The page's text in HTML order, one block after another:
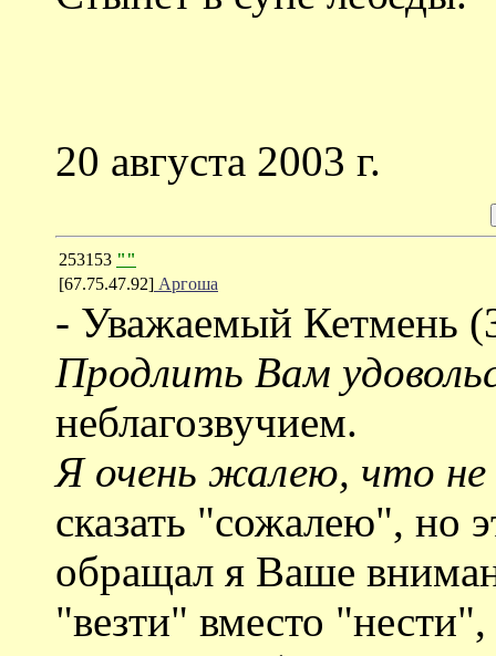
20 августа 2003 г.
253153 ""
[67.75.47.92] Аргоша
- Уважаемый Кетмень
Продлить Вам
неблагозвучием.
Я очень жалею, что
сказать "сожалею", но
обращал я Ваше
"везти" вместо